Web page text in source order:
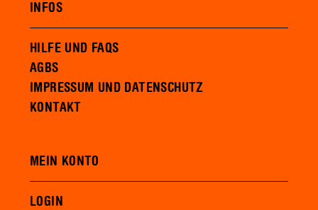
INFOS
HILFE UND FAQS
AGBS
IMPRESSUM UND DATENSCHUTZ
KONTAKT
MEIN KONTO
LOGIN